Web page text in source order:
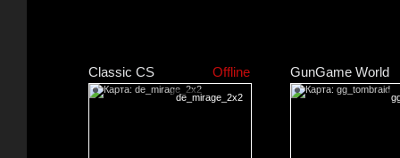
Classic CS Offline
de_mirage_2x2
GunGame World